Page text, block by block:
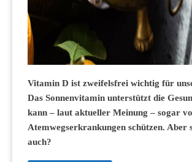
Vitamin D ist zweifelsfrei wichtig für
Das Sonnenvitamin unterstützt die
kann – laut aktueller Meinung – sogar
Atemwegserkrankungen schützen. Aber
auch?